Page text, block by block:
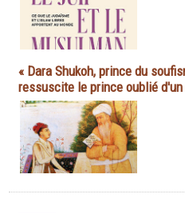
« Dara Shukoh, prince du
ressuscite le prince oublié